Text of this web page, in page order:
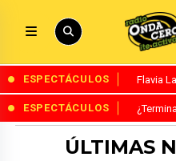
ESPECTÁCULOS Flavia
ESPECTÁCULOS
ÚLTIMAS